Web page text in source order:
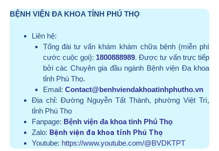
BỆNH VIỆN ĐA KHOA TỈNH PHÚ THỌ
Liên hệ:
Tổng đài tư vấn khám khám chữa bệnh (miễn phí
cước cuộc gọi): 1800888989. Được tư vấn trực tiếp
bởi các Chuyên gia đầu ngành Bệnh viện Đa khoa
tỉnh Phú Thọ.
Email: Contact@benhviendakhoatinhphutho.vn
Địa chỉ: Đường Nguyễn Tất Thành, phường Việt Trì,
tỉnh Phú Thọ
Fanpage: Bệnh viện đa khoa tỉnh Phú Thọ
Zalo: Bệnh viện đa khoa tỉnh Phú Thọ
Youtube: https://www.youtube.com/@BVDKTPT